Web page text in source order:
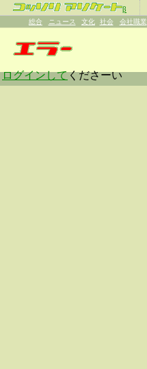
β
総合 ニュース 文化 社会 会社職業
ログインしてくださーい